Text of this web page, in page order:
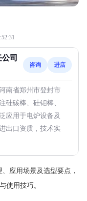
司
咨询 进店
南省郑州市登封市
硅碳棒、硅钼棒、
应用于电炉设备及
出口资质，技术实
应用场景及选型要点，
使用技巧。